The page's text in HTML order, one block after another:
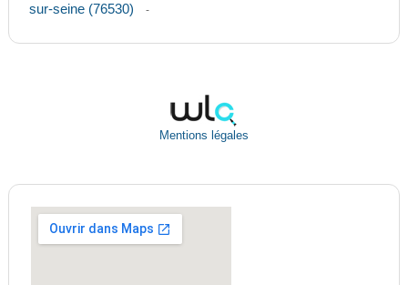
sur-seine (76530)
-
Mentions légales